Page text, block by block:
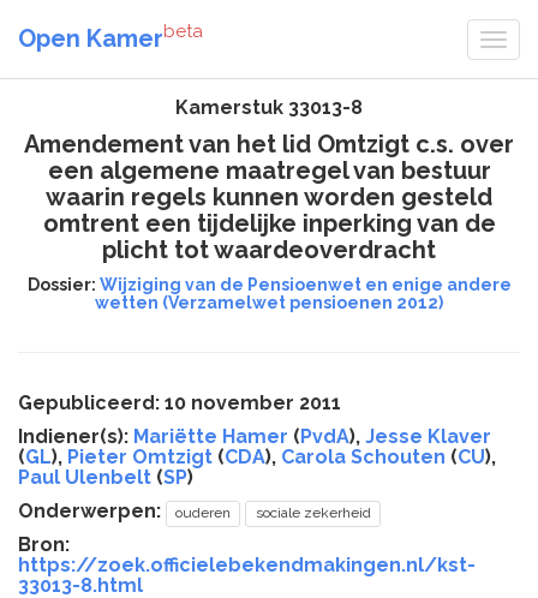
Open Kamerbeta
Kamerstuk 33013-8
Amendement van het lid Omtzigt c.s. over
een algemene maatregel van bestuur
waarin regels kunnen worden gesteld
omtrent een tijdelijke inperking van de
plicht tot waardeoverdracht
Dossier: Wijziging van de Pensioenwet en enige andere
wetten (Verzamelwet pensioenen 2012)
Gepubliceerd: 10 november 2011
Indiener(s): Mariëtte Hamer (PvdA), Jesse Klaver
(GL), Pieter Omtzigt (CDA), Carola Schouten (CU),
Paul Ulenbelt (SP)
Onderwerpen:
ouderen sociale zekerheid
Bron:
https://zoek.officielebekendmakingen.nl/kst-
33013-8.html